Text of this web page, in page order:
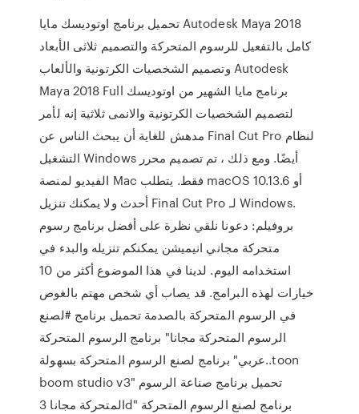
تحميل برنامج اوتوديسك مايا Autodesk Maya 2018
كامل بالتفعيل للرسوم المتحركة والتصميم ثلاثى الأبعاد
وتصميم الشخصيات الكرتونية والألعاب Autodesk
Maya 2018 Full برنامج مايا الشهير من اوتوديسك
لتصميم الشخصيات الكرتونية والانمى ثلاثية إنه لأمر
مدهش للغاية أن يبحث الناس عن Final Cut Pro لنظام
التشغيل Windows أيضًا. ومع ذلك ، تم تصميم محرر
الفيديو لمنصة Mac فقط. يتطلب macOS 10.13.6 أو
أحدث ولا يمكنك تنزيل Final Cut Pro لـ Windows.
بروفيلم: دعونا نلقي نظرة على أفضل برنامج رسوم
متحركة مجاني انيميشن يمكنكم تنزيله والبدء في
استخدامه اليوم. لدينا في هذا الموضوع أكثر من 10
خيارات لهذه البرامج. قد يصاب أي شخص مهتم بالغوص
في الرسوم المتحركة بالصدمة تحميل برنامج #لصنع
الرسوم المتحركة مجانا" برنامج الرسوم المتحركة
عربي" برنامج لصنع الرسوم المتحركة بسهولة..toon
boom studio v3" تحميل برنامج صناعة الرسوم
المتحركة مجانا 3d" برنامج لصنع الرسوم المتحركة